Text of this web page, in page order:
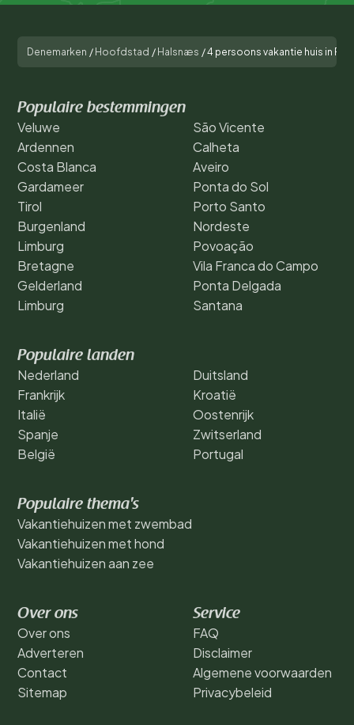
Denemarken / Hoofdstad / Halsnæs /4 persoons vakantie huis in
Populaire bestemmingen
Veluwe
Ardennen
Costa Blanca
Gardameer
Tirol
Burgenland
Limburg
Bretagne
Gelderland
Limburg
São Vicente
Calheta
Aveiro
Ponta do Sol
Porto Santo
Nordeste
Povoação
Vila Franca do Campo
Ponta Delgada
Santana
Populaire landen
Nederland
Frankrijk
Italië
Spanje
België
Duitsland
Kroatië
Oostenrijk
Zwitserland
Portugal
Populaire thema's
Vakantiehuizen met zwembad
Vakantiehuizen met hond
Vakantiehuizen aan zee
Over ons
Over ons
Adverteren
Contact
Sitemap
Service
FAQ
Disclaimer
Algemene voorwaarden
Privacybeleid